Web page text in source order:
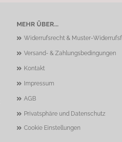
MEHR ÜBER...
Widerrufsrecht & Muster-
Versand- & Zahlungsbedingungen
Kontakt
Impressum
AGB
Privatsphäre und Datenschutz
Cookie Einstellungen